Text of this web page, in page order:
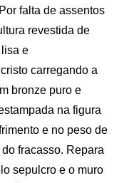
falta de assentos
revestida de
e
carregando a
bronze puro e
na figura
e no peso de
fracasso. Repara
sepulcro e o muro